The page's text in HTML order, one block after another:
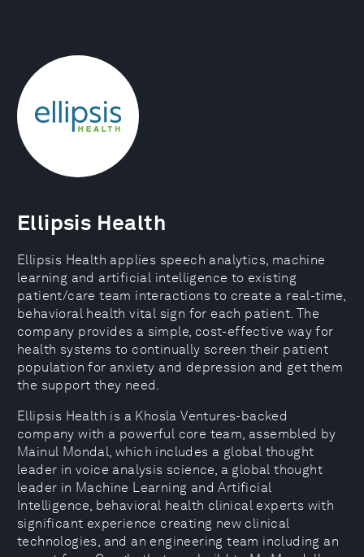
Ellipsis Health
Ellipsis Health applies speech analytics, machine
learning and artificial intelligence to existing
patient/care team interactions to create a real-time,
behavioral health vital sign for each patient. The
company provides a simple, cost-effective way for
health systems to continually screen their patient
population for anxiety and depression and get them
the support they need.
Ellipsis Health is a Khosla Ventures-backed
company with a powerful core team, assembled by
Mainul Mondal, which includes a global thought
leader in voice analysis science, a global thought
leader in Machine Learning and Artificial
Intelligence, behavioral health clinical experts with
significant experience creating new clinical
technologies, and an engineering team including an